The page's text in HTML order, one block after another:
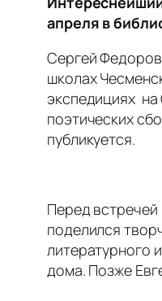
апреля в
Сергей
школах
экспедициях на
поэтических
публикуется.
Перед встречей
поделился
литературного
дома. Позже